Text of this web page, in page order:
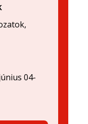
04-